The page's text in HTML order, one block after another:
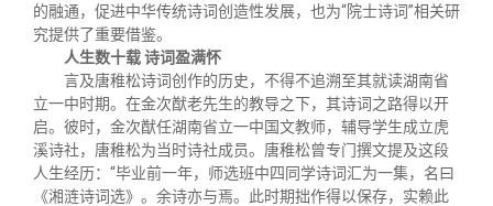
的融通，促进中华传统诗词创造性发展，也为“院士诗词”相关研
究提供了重要借鉴。
人生数十载诗词盈满怀
言及唐稚松诗词创作的历史，不得不追溯至其就读湖南省
立一中时期。在金次猷老先生的教导之下，其诗词之路得以开
启。彼时，金次猷任湖南省立一中国文教师，辅导学生成立虎
溪诗社，唐稚松为当时诗社成员。唐稚松曾专门撰文提及这段
人生经历：“毕业前一年，师选班中四同学诗词汇为一集，名曰
《湘涟诗词选》。余诗亦与焉。此时期拙作得以保存，实赖此